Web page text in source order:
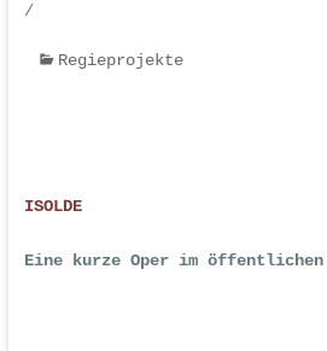
/
Regieprojekte
ISOLDE
Eine kurze Oper im öffentlichen